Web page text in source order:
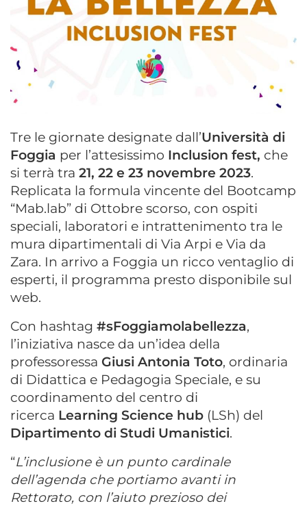
Tre le giornate designate dall’Università di
Foggia per l’attesissimo Inclusion fest, che
si terrà tra 21, 22 e 23 novembre 2023.
Replicata la formula vincente del Bootcamp
“Mab.lab” di Ottobre scorso, con ospiti
speciali, laboratori e intrattenimento tra le
mura dipartimentali di Via Arpi e Via da
Zara. In arrivo a Foggia un ricco ventaglio di
esperti, il programma presto disponibile sul
web.
Con hashtag #sFoggiamolabellezza,
l’iniziativa nasce da un’idea della
professoressa Giusi Antonia Toto, ordinaria
di Didattica e Pedagogia Speciale, e su
coordinamento del centro di
ricerca Learning Science hub (LSh) del
Dipartimento di Studi Umanistici.
“L’inclusione è un punto cardinale
dell’agenda che portiamo avanti in
Rettorato, con l’aiuto prezioso dei